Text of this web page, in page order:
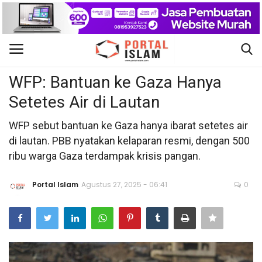
Gabung Daftar
Beranda
Kontak
Berita Islam
Nasional
Khutbah Jumat
Pendidikan
WFP: Bantuan ke Gaza Hanya
Setetes Air di Lautan
WFP sebut bantuan ke Gaza hanya ibarat setetes air
di lautan. PBB nyatakan kelaparan resmi, dengan 500
ribu warga Gaza terdampak krisis pangan.
Portal Islam Agustus 27, 2025 - 06:41 0